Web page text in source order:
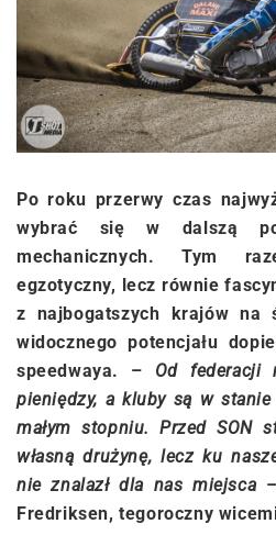
Po roku przerwy czas
wybrać się w dalszą
mechanicznych. Tym
egzotyczny, lecz równie
z najbogatszych krajów na
widocznego potencjału
speedwaya. – Od federacji
pieniędzy, a kluby są w
małym stopniu. Przed SON
własną drużynę, lecz ku
nie znalazł dla nas miejsca
Fredriksen, tegoroczny